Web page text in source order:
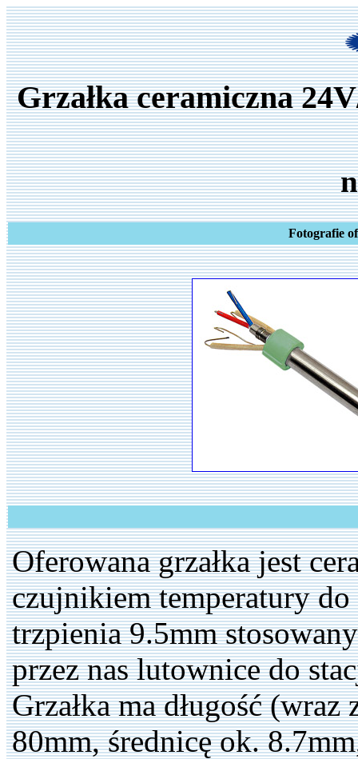
Grzałka ceramiczna
Fotografie
Oferowana grzałka jest
czujnikiem temperatury
trzpienia 9.5mm
przez nas lutownice do
Grzałka ma długość
80mm, średnicę ok.